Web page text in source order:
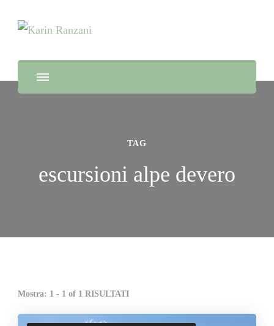
Karin Ranzani
Guida Turistica e Naturalistica, Naturopata e chef di alta cucina
TAG
escursioni alpe devero
Mostra: 1 - 1 of 1 RISULTATI